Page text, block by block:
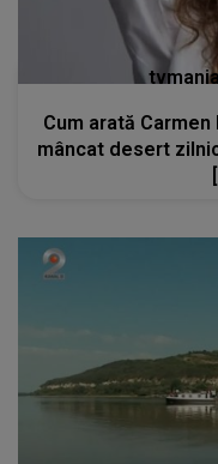
Cum arată Carmen
mâncat desert